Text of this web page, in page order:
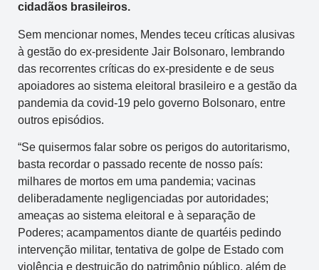
cidadãos brasileiros.
Sem mencionar nomes, Mendes teceu críticas alusivas
à gestão do ex-presidente Jair Bolsonaro, lembrando
das recorrentes críticas do ex-presidente e de seus
apoiadores ao sistema eleitoral brasileiro e a gestão da
pandemia da covid-19 pelo governo Bolsonaro, entre
outros episódios.
“Se quisermos falar sobre os perigos do autoritarismo,
basta recordar o passado recente de nosso país:
milhares de mortos em uma pandemia; vacinas
deliberadamente negligenciadas por autoridades;
ameaças ao sistema eleitoral e à separação de
Poderes; acampamentos diante de quartéis pedindo
intervenção militar, tentativa de golpe de Estado com
violência e destruição do patrimônio público, além de